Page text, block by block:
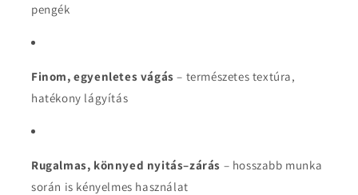
pengék
Finom, egyenletes vágás – természetes textúra,
hatékony lágyítás
Rugalmas, könnyed nyitás–zárás – hosszabb munka
során is kényelmes használat